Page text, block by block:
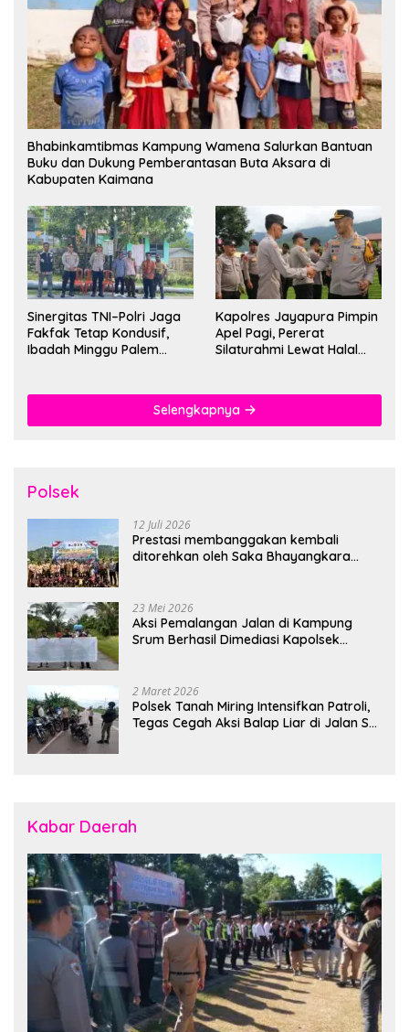
Bhabinkamtibmas Kampung Wamena Salurkan Bantuan
Buku dan Dukung Pemberantasan Buta Aksara di
Kabupaten Kaimana
Sinergitas TNI–Polri Jaga
Fakfak Tetap Kondusif,
Ibadah Minggu Palem
Kapolres Jayapura Pimpin
Apel Pagi, Pererat
Silaturahmi Lewat Halal
Selengkapnya
Polsek
12 Juli 2026
Prestasi membanggakan kembali
ditorehkan oleh Saka Bhayangkara
23 Mei 2026
Aksi Pemalangan Jalan di Kampung
Srum Berhasil Dimediasi Kapolsek
2 Maret 2026
Polsek Tanah Miring Intensifkan Patroli,
Tegas Cegah Aksi Balap Liar di Jalan SP
Kabar Daerah